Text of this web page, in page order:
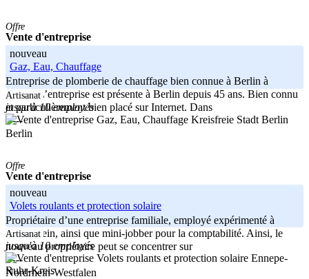
Offre
Vente d'entreprise
nouveau
Gaz, Eau, Chauffage
Entreprise de plomberie de chauffage bien connue à Berlin à
vendre L’entreprise est présente à Berlin depuis 45 ans. Bien connu
et particulièrement bien placé sur Internet. Dans
-----
Berlin
Artisanat
jusqu'à 10 employés
Kreisfreie Stadt Berlin
Offre
Vente d'entreprise
nouveau
Volets roulants et protection solaire
Propriétaire d’une entreprise familiale, employé expérimenté à
temps plein, ainsi que mini-jobber pour la comptabilité. Ainsi, le
nouveau propriétaire peut se concentrer sur
-----
Nordrhein-Westfalen
Artisanat
jusqu'à 10 employés
Ennepe-
Ruhr-Kreis